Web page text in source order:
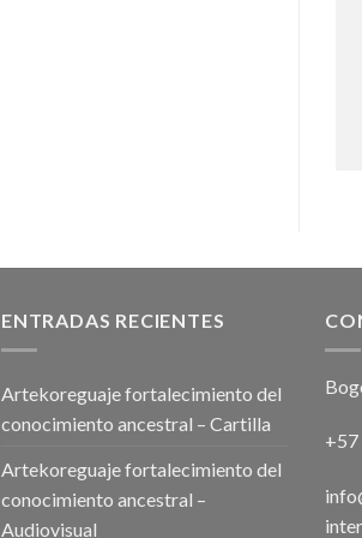
ENTRADAS RECIENTES
Artekoreguaje fortalecimiento del
conocimiento ancestral – Cartilla
Artekoreguaje fortalecimiento del
conocimiento ancestral –
Audiovisual